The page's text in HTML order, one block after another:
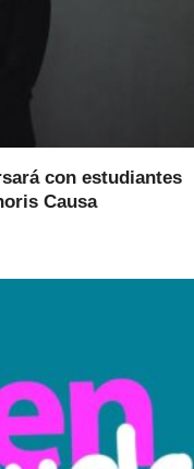
con estudiantes
Causa